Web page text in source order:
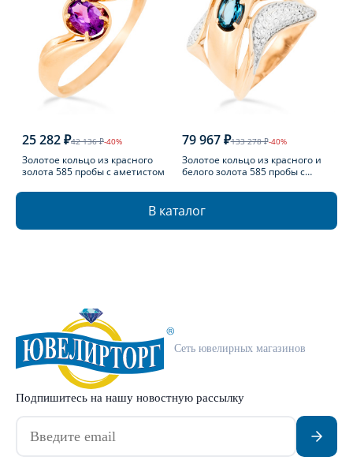
25 282 ₽42 136 ₽-40%
Золотое кольцо из красного
золота 585 пробы с аметистом
79 967 ₽133 278 ₽-40%
Золотое кольцо из красного и
белого золота 585 пробы с
В каталог
Сеть ювелирных магазинов
Подпишитесь на нашу новостную рассылку